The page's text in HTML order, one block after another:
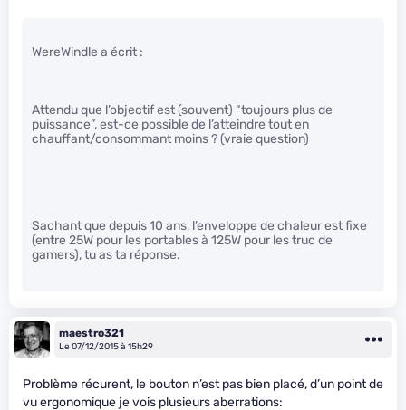
WereWindle a écrit :
Attendu que l’objectif est (souvent) “toujours plus de
puissance”, est-ce possible de l’atteindre tout en
chauffant/consommant moins ? (vraie question)
Sachant que depuis 10 ans, l’enveloppe de chaleur est fixe
(entre 25W pour les portables à 125W pour les truc de
gamers), tu as ta réponse.
maestro321
Le 07/12/2015 à 15h29
Problème récurent, le bouton n’est pas bien placé, d’un point de
vu ergonomique je vois plusieurs aberrations: